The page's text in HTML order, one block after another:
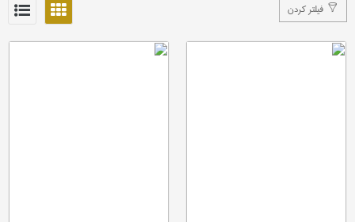
فیلتر کردن